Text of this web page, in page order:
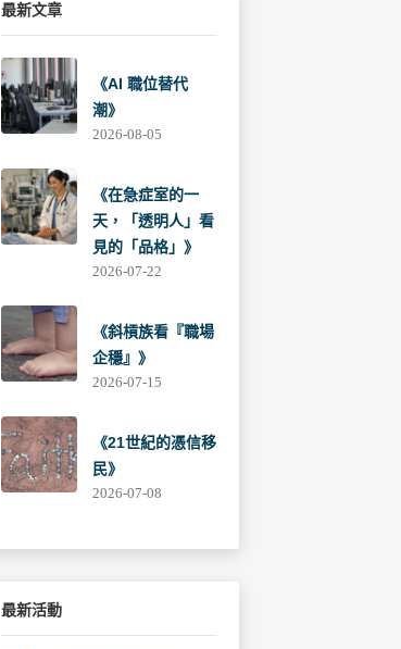
最新文章
《AI 職位替代
潮》
2026-08-05
《在急症室的一
天，「透明人」看
見的「品格」》
2026-07-22
《斜槓族看『職場
企穩』》
2026-07-15
《21世紀的憑信移
民》
2026-07-08
最新活動